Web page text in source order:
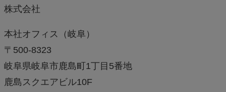
株式会社
本社オフィス（岐阜）
〒500-8323
岐阜県岐阜市鹿島町1丁目5番地
鹿島スクエアビル10F